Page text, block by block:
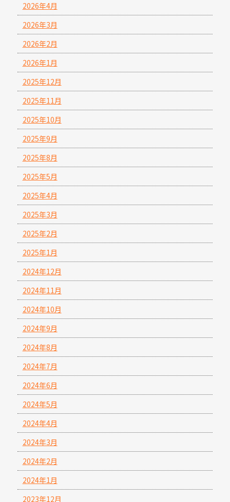
2026年4月
2026年3月
2026年2月
2026年1月
2025年12月
2025年11月
2025年10月
2025年9月
2025年8月
2025年5月
2025年4月
2025年3月
2025年2月
2025年1月
2024年12月
2024年11月
2024年10月
2024年9月
2024年8月
2024年7月
2024年6月
2024年5月
2024年4月
2024年3月
2024年2月
2024年1月
2023年12月